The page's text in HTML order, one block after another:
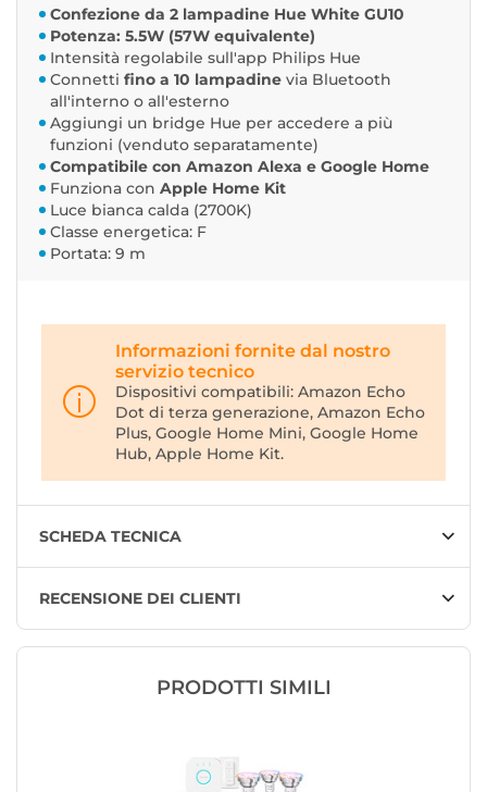
Confezione da 2 lampadine Hue White GU10
Potenza: 5.5W (57W equivalente)
Intensità regolabile sull'app Philips Hue
Connetti fino a 10 lampadine via Bluetooth
all'interno o all'esterno
Aggiungi un bridge Hue per accedere a più
funzioni (venduto separatamente)
Compatibile con Amazon Alexa e Google Home
Funziona con Apple Home Kit
Luce bianca calda (2700K)
Classe energetica: F
Portata: 9 m
Informazioni fornite dal nostro
servizio tecnico
Dispositivi compatibili: Amazon Echo
Dot di terza generazione, Amazon Echo
Plus, Google Home Mini, Google Home
Hub, Apple Home Kit.
SCHEDA TECNICA
RECENSIONE DEI CLIENTI
PRODOTTI SIMILI